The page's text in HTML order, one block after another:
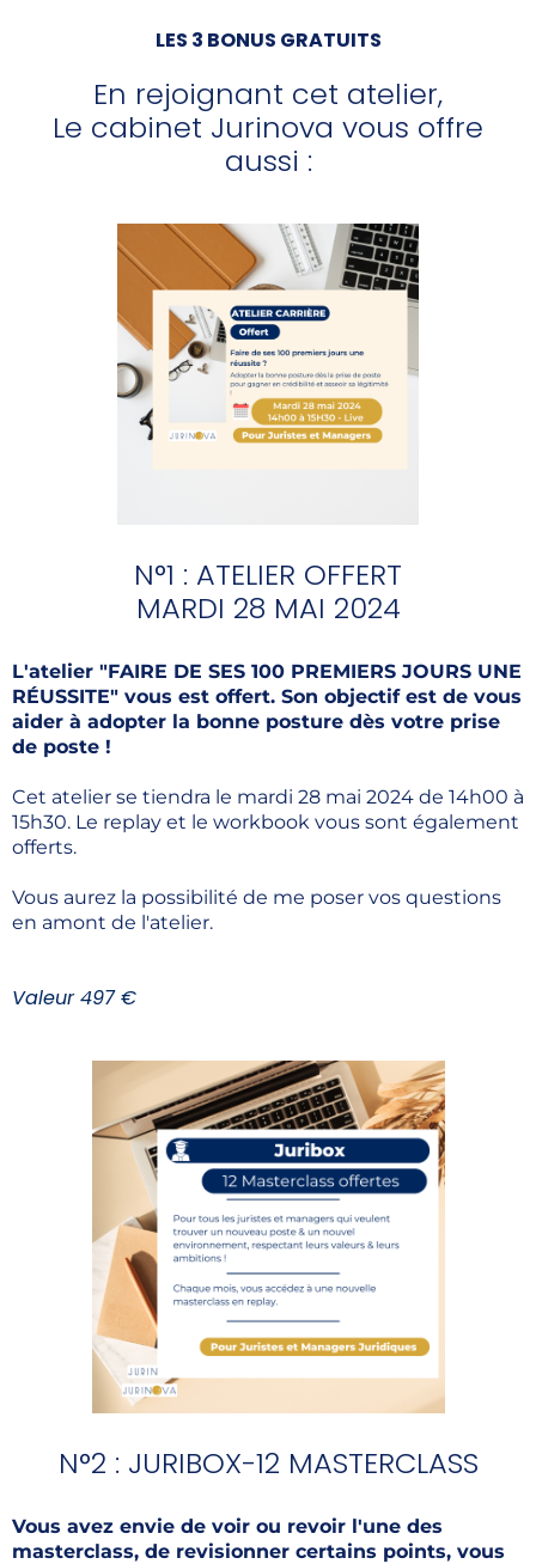
LES 3 BONUS GRATUITS
En rejoignant cet atelier,
Le cabinet Jurinova vous offre
aussi :
N°1 : ATELIER OFFERT
MARDI 28 MAI 2024
L'atelier "FAIRE DE SES 100 PREMIERS JOURS UNE
RÉUSSITE" vous est offert. Son objectif est de vous
aider à adopter la bonne posture dès votre prise
de poste !
Cet atelier se tiendra le mardi 28 mai 2024 de 14h00 à
15h30. Le replay et le workbook vous sont également
offerts.
Vous aurez la possibilité de me poser vos questions
en amont de l'atelier.
Valeur 497 €
N°2 : JURIBOX-12 MASTERCLASS
Vous avez envie de voir ou revoir l'une des
masterclass, de revisionner certains points, vous